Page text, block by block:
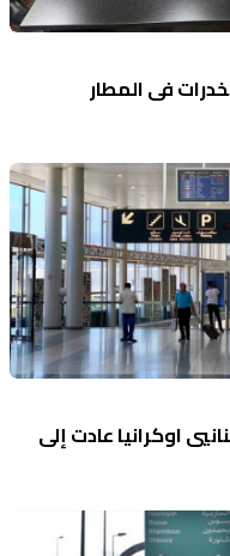
في المطار
اوكرانيا عادت إلى